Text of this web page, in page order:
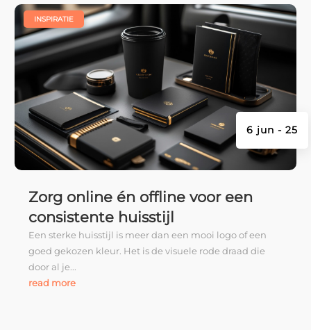
Zorg online én offline voor een
consistente huisstijl
6 jun - 25
INSPIRATIE
Een sterke huisstijl is meer dan een mooi logo of een
goed gekozen kleur. Het is de visuele rode draad die
door al je...
read more